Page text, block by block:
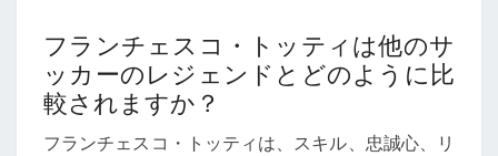
フランチェスコ・トッティは他のサ
ッカーのレジェンドとどのように比
較されますか？
フランチェスコ・トッティは、スキル、忠誠心、リ